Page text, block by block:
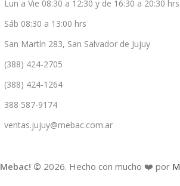
Lun a Vie 08:30 a 12:30 y de 16:30 a 20:30 hrs
Sáb 08:30 a 13:00 hrs
San Martín 283, San Salvador de Jujuy
(388) 424-2705
(388) 424-1264
388 587-9174
ventas.jujuy@mebac.com.ar
Mebac! © 2026. Hecho con mucho ❤️ por M